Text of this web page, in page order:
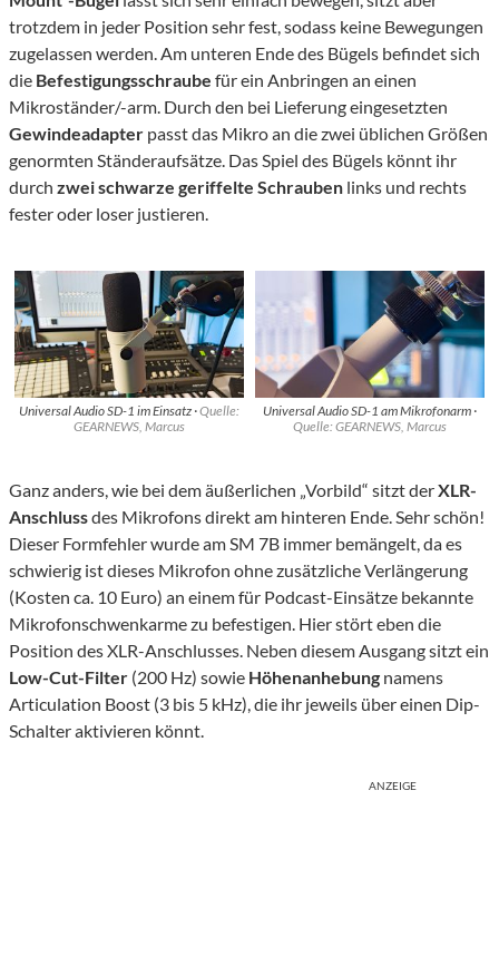
trotzdem in jeder Position sehr fest, sodass keine Bewegungen
zugelassen werden. Am unteren Ende des Bügels befindet sich
die Befestigungsschraube für ein Anbringen an einen
Mikroständer/-arm. Durch den bei Lieferung eingesetzten
Gewindeadapter passt das Mikro an die zwei üblichen Größen
genormten Ständeraufsätze. Das Spiel des Bügels könnt ihr
durch zwei schwarze geriffelte Schrauben links und rechts
fester oder loser justieren.
Universal Audio SD-1 im Einsatz ·Quelle:
GEARNEWS, Marcus
Universal Audio SD-1 am Mikrofonarm ·
Quelle: GEARNEWS, Marcus
Ganz anders, wie bei dem äußerlichen „Vorbild“ sitzt derXLR-
Anschlussdes Mikrofons direkt am hinteren Ende. Sehr schön!
Dieser Formfehler wurde am SM 7B immer bemängelt, da es
schwierig ist dieses Mikrofon ohne zusätzliche Verlängerung
(Kosten ca. 10 Euro) an einem für Podcast-Einsätze bekannte
Mikrofonschwenkarme zu befestigen. Hier stört eben die
Position des XLR-Anschlusses. Neben diesem Ausgang sitzt ein
Low-Cut-Filter (200 Hz) sowie Höhenanhebung namens
Articulation Boost (3 bis 5 kHz), die ihr jeweils über einen Dip-
Schalter aktivieren könnt.
ANZEIGE